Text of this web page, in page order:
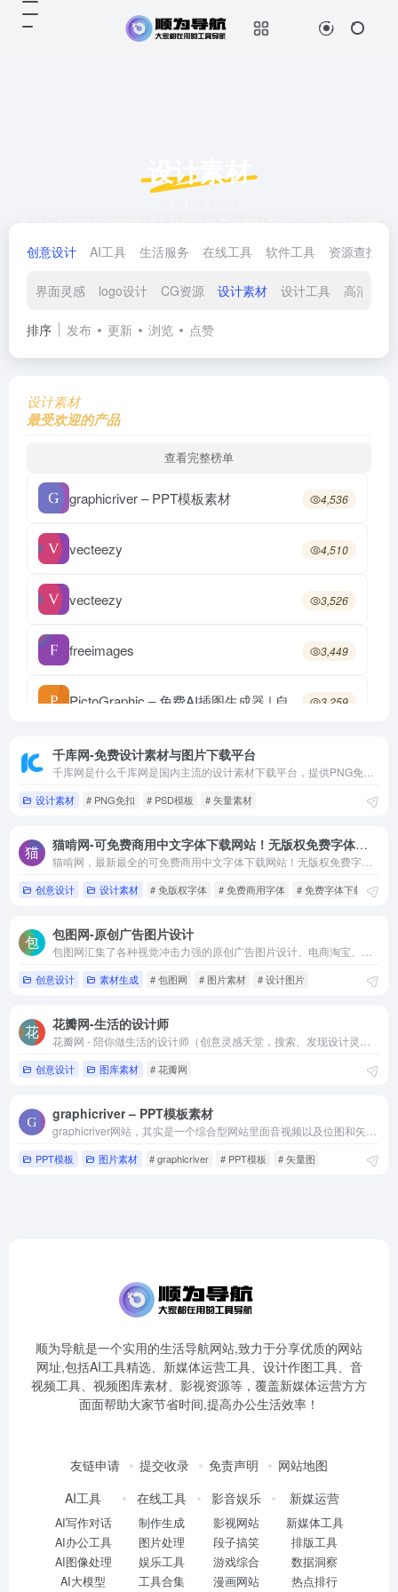
设计素材
新媒体运营工具资源和国内外100+优质AI工具精选，提供包括新媒
体运营工具、AI在线做图、设计参考、创意工具、数据洞察、视频
营人快速用人工智能AI提升工作效率和创意水平。
创意设计 AI工具 生活服务 在线工具 软件工具 资源查找
界面灵感 logo设计 CG资源 设计素材 设计工具 高清图片
排序 发布 更新 浏览 点赞
设计素材
最受欢迎的产品
查看完整榜单
graphicriver – PPT模板素材 4,536
vecteezy 4,510
vecteezy 3,526
freeimages 3,449
3,259
unDraw
花瓣网-生活的设计师 2,864
千库网-免费设计素材与图片下载平台
设计素材 # PNG免扣 # PSD模板 # 矢量素材
猫啃网-可免费商用中文字体下载网站！无版权免费字体下载
创意设计 设计素材 # 免版权字体 # 免费商用字体 # 免费字体下载
包图网-原创广告图片设计
创意设计 素材生成 # 包图网 # 图片素材 # 设计图片
花瓣网-生活的设计师
创意设计 图库素材 # 花瓣网
graphicriver – PPT模板素材
PPT模板 图片素材 # graphicriver # PPT模板 # 矢量图
顺为导航是一个实用的生活导航网站,致力于分享优质的网站
网址,包括AI工具精选、新媒体运营工具、设计作图工具、音
视频工具、视频图库素材、影视资源等，覆盖新媒体运营方方
面面帮助大家节省时间,提高办公生活效率！
友链申请 提交收录 免责声明
网站地图
AI工具
AI写作对话
AI办公工具
AI图像处理
AI大模型
在线工具
制作生成
图片处理
娱乐工具
工具合集
影音娱乐
影视网站
段子搞笑
游戏综合
漫画网站
新媒运营
新媒体工具
排版工具
数据洞察
热点排行